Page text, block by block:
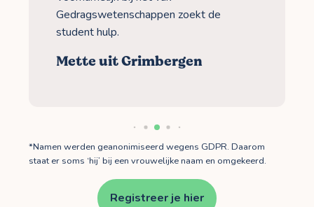
Gedragswetenschappen zoekt de
student hulp.
Mette uit Grimbergen
*Namen werden geanonimiseerd wegens GDPR. Daarom
staat er soms ‘hij’ bij een vrouwelijke naam en omgekeerd.
Registreer je hier